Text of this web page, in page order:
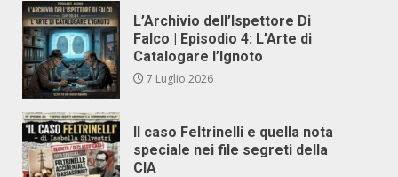
L’Archivio dell’Ispettore Di
Falco | Episodio 4: L’Arte di
Catalogare l’Ignoto
7 Luglio 2026
Il caso Feltrinelli e quella nota
speciale nei file segreti della
CIA